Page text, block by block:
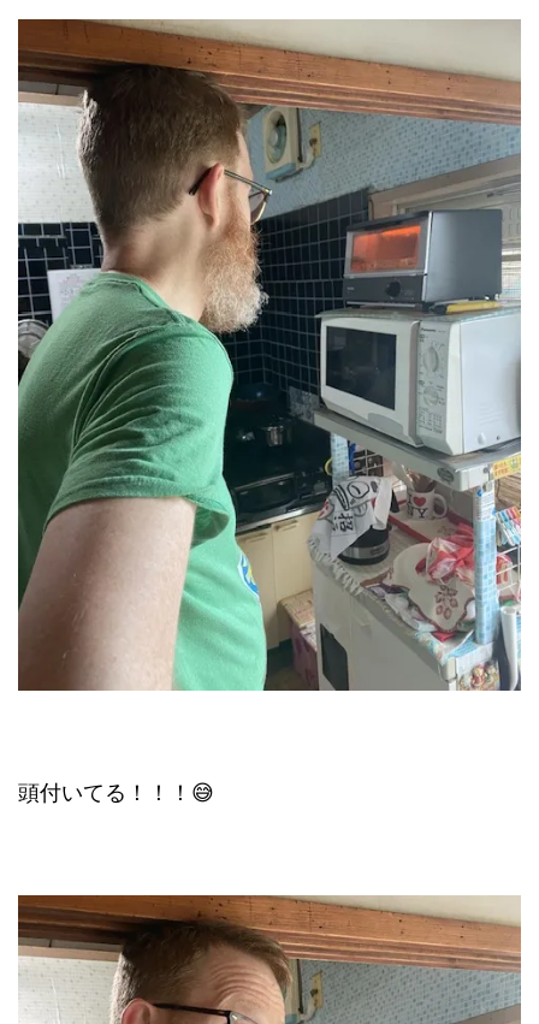
頭付いてる！！！😅